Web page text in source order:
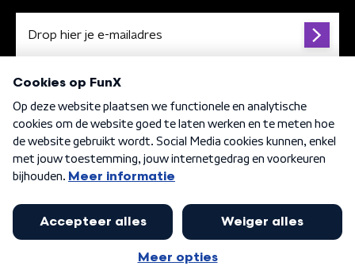
Algemene voorwaarden Privacybeleid